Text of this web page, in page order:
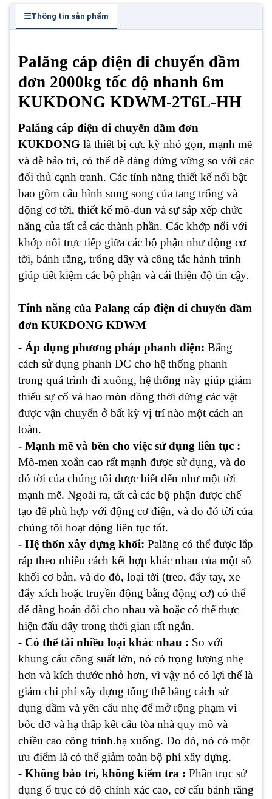
Thông tin sản phẩm
Palăng cáp điện di chuyển dầm
đơn 2000kg tốc độ nhanh 6m
KUKDONG KDWM-2T6L-HH
Palăng cáp điện di chuyển dầm đơn
KUKDONG là thiết bị cực kỳ nhỏ gọn, mạnh mẽ
và dễ bảo trì, có thể dễ dàng đứng vững so với các
đối thủ cạnh tranh. Các tính năng thiết kế nổi bật
bao gồm cấu hình song song của tang trống và
động cơ tời, thiết kế mô-đun và sự sắp xếp chức
năng của tất cả các thành phần. Các khớp nối với
khớp nối trực tiếp giữa các bộ phận như động cơ
tời, bánh răng, trống dây và công tắc hành trình
giúp tiết kiệm các bộ phận và cải thiện độ tin cậy.
Tính năng của Palang cáp điện di chuyển dầm
đơn KUKDONG KDWM
- Áp dụng phương pháp phanh điện: Bằng
cách sử dụng phanh DC cho hệ thống phanh
trong quá trình đi xuống, hệ thống này giúp giảm
thiểu sự cố và hao mòn đồng thời dừng các vật
được vận chuyển ở bất kỳ vị trí nào một cách an
toàn.
- Mạnh mẽ và bền cho việc sử dụng liên tục :
Mô-men xoắn cao rất mạnh được sử dụng, và do
đó tời của chúng tôi được biết đến như một tời
mạnh mẽ. Ngoài ra, tất cả các bộ phận được chế
tạo để phù hợp với động cơ điện, và do đó tời của
chúng tôi hoạt động liên tục tốt.
- Hệ thốn xây dựng khối: Palăng có thể được lắp
ráp theo nhiều cách kết hợp khác nhau của một số
khối cơ bản, và do đó, loại tời (treo, đẩy tay, xe
đẩy xích hoặc truyền động bằng động cơ) có thể
dễ dàng hoán đổi cho nhau và hoặc có thể thực
hiện đấu dây trong thời gian rất ngắn.
- Có thể tải nhiều loại khác nhau : So với
khung cẩu công suất lớn, nó có trọng lượng nhẹ
hơn và kích thước nhỏ hơn, vì vậy nó có lợi thế là
giảm chi phí xây dựng tổng thể bằng cách sử
dụng dầm và yên cẩu nhẹ để mở rộng phạm vi
bốc dỡ và hạ thấp kết cấu tòa nhà quy mô và
chiều cao công trình.hạ xuống. Do đó, nó có một
ưu điểm là có thể giảm toàn bộ phí xây dựng.
- Không bảo trì, không kiểm tra : Phần trục sử
dụng ổ trục có độ chính xác cao, cơ cấu bánh răng